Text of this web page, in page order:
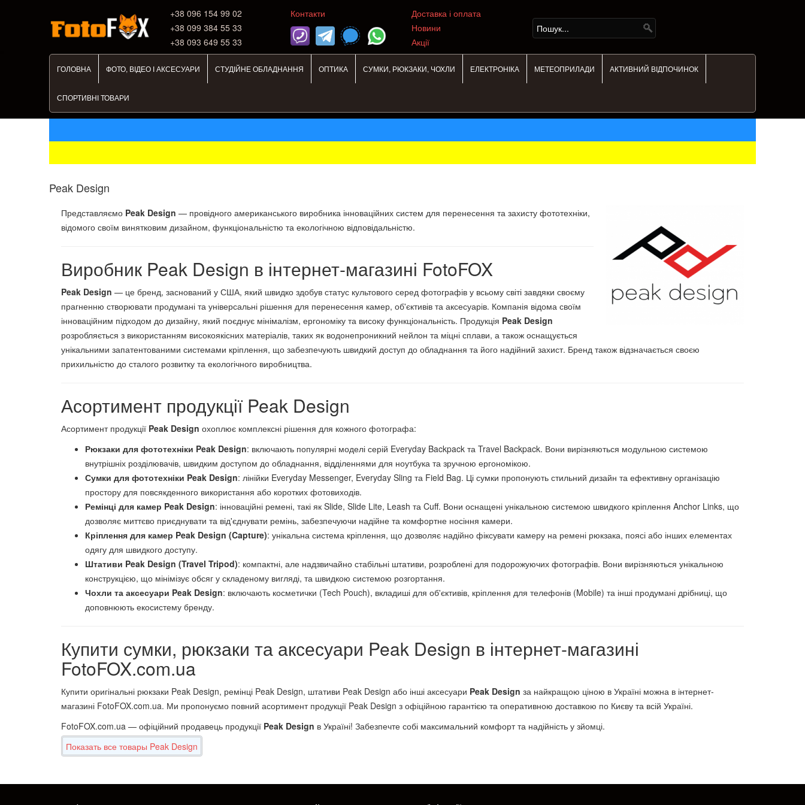
+38 ‎096 154 99 02
+38 099 384 55 33
+38 093 649 55 33
Контакти
Доставка і оплата
Новини
Акції
ГОЛОВНА ФОТО, ВІДЕО І АКСЕСУАРИ СТУДІЙНЕ ОБЛАДНАННЯ ОПТИКА СУМКИ, РЮКЗАКИ, ЧОХЛИ ЕЛЕКТРОНІКА МЕТЕОПРИЛАДИ АКТИВНИЙ ВІДПОЧИНОК
СПОРТИВНІ ТОВАРИ
Peak Design
Представляємо Peak Design — провідного американського виробника інноваційних систем для перенесення та захисту фототехніки,
відомого своїм винятковим дизайном, функціональністю та екологічною відповідальністю.
Виробник Peak Design в інтернет-магазині FotoFOX
Peak Design — це бренд, заснований у США, який швидко здобув статус культового серед фотографів у всьому світі завдяки своєму
прагненню створювати продумані та універсальні рішення для перенесення камер, об'єктивів та аксесуарів. Компанія відома своїм
інноваційним підходом до дизайну, який поєднує мінімалізм, ергономіку та високу функціональність. Продукція Peak Design
розробляється з використанням високоякісних матеріалів, таких як водонепроникний нейлон та міцні сплави, а також оснащується
унікальними запатентованими системами кріплення, що забезпечують швидкий доступ до обладнання та його надійний захист. Бренд також відзначається своєю
прихильністю до сталого розвитку та екологічного виробництва.
Асортимент продукції Peak Design
Асортимент продукції Peak Design охоплює комплексні рішення для кожного фотографа:
Рюкзаки для фототехніки Peak Design: включають популярні моделі серій Everyday Backpack та Travel Backpack. Вони вирізняються модульною системою
внутрішніх розділювачів, швидким доступом до обладнання, відділеннями для ноутбука та зручною ергономікою.
Сумки для фототехніки Peak Design: лінійки Everyday Messenger, Everyday Sling та Field Bag. Ці сумки пропонують стильний дизайн та ефективну організацію
простору для повсякденного використання або коротких фотовиходів.
Ремінці для камер Peak Design: інноваційні ремені, такі як Slide, Slide Lite, Leash та Cuff. Вони оснащені унікальною системою швидкого кріплення Anchor Links, що
дозволяє миттєво приєднувати та від'єднувати ремінь, забезпечуючи надійне та комфортне носіння камери.
Кріплення для камер Peak Design (Capture): унікальна система кріплення, що дозволяє надійно фіксувати камеру на ремені рюкзака, поясі або інших елементах
одягу для швидкого доступу.
Штативи Peak Design (Travel Tripod): компактні, але надзвичайно стабільні штативи, розроблені для подорожуючих фотографів. Вони вирізняються унікальною
конструкцією, що мінімізує обсяг у складеному вигляді, та швидкою системою розгортання.
Чохли та аксесуари Peak Design: включають косметички (Tech Pouch), вкладиші для об'єктивів, кріплення для телефонів (Mobile) та інші продумані дрібниці, що
доповнюють екосистему бренду.
Купити сумки, рюкзаки та аксесуари Peak Design в інтернет-магазині
FotoFOX.com.ua
Купити оригінальні рюкзаки Peak Design, ремінці Peak Design, штативи Peak Design або інші аксесуари Peak Design за найкращою ціною в Україні можна в інтернет-
магазині FotoFOX.com.ua. Ми пропонуємо повний асортимент продукції Peak Design з офіційною гарантією та оперативною доставкою по Києву та всій Україні.
FotoFOX.com.ua — офіційний продавець продукції Peak Design в Україні! Забезпечте собі максимальний комфорт та надійність у зйомці.
Показать все товары Peak Design